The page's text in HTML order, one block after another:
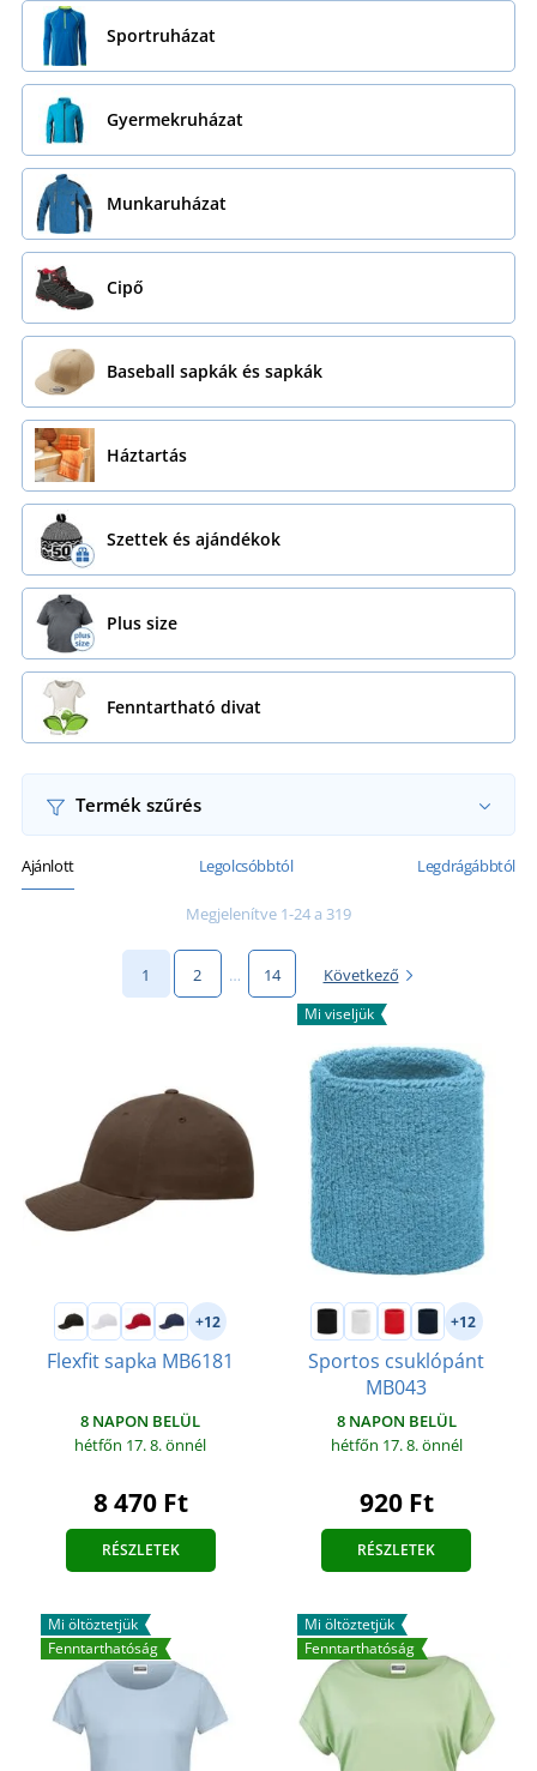
Sportruházat
Gyermekruházat
Munkaruházat
Cipő
Baseball sapkák és sapkák
Háztartás
Szettek és ajándékok
Plus size
Fenntartható divat
Termék szűrés
Ajánlott Legolcsóbbtól Legdrágábbtól
Megjelenítve 1-24 a 319
1 2 … 14 Következő
+12
Flexfit sapka MB6181
8 NAPON BELÜL
hétfőn 17. 8.önnél
8 470 Ft
RÉSZLETEK
Mi viseljük
+12
Sportos csuklópánt
MB043
8 NAPON BELÜL
hétfőn 17. 8.önnél
920 Ft
RÉSZLETEK
Mi öltöztetjük
Fenntarthatóság
Mi öltöztetjük
Fenntarthatóság